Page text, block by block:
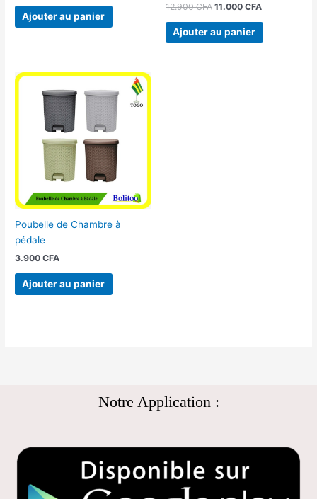
Ajouter au panier
12.900CFA 11.000 CFA
Ajouter au panier
Poubelle de Chambre à
pédale
3.900CFA
Ajouter au panier
Notre Application :